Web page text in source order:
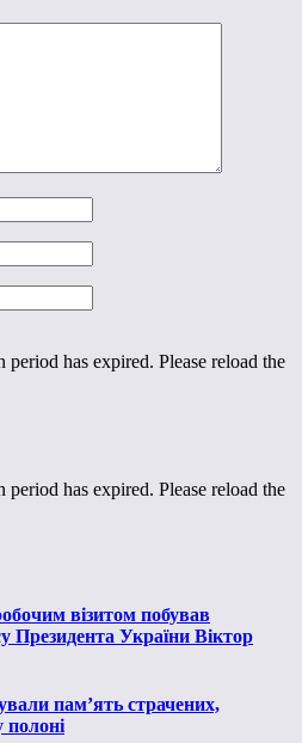
has expired. Please reload the
has expired. Please reload the
візитом побував
Президента України Віктор
пам’ять страчених,
полоні